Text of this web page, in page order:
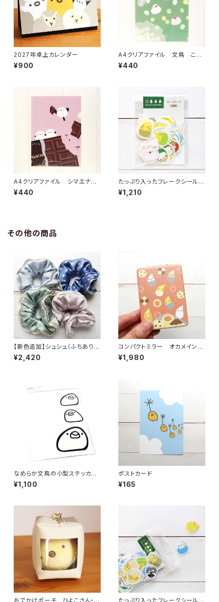
2027年卓上カレンダー
¥900
A4クリアファイル 文鳥 こん
ぺいとう
¥440
A4クリアファイル シマエナ
ガ チョコレート
¥440
たっぷり入ったフレークシール
オールスター 上質紙
¥1,210
その他の商品
【新色追加】シュシュ（ふちあり）
シマエナガ 各種
¥2,420
コンパクトミラー オカメイン
コ クッキー
¥1,980
なめらか文鳥の小型ステッカー
セット
¥1,100
ポストカード
¥165
おでかけポーチ ひよこさん・シ たっぷり入ったフレークシール